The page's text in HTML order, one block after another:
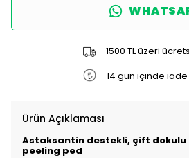
1500 TL üzeri
14 gün içinde
Ürün Açıklaması
Astaksantin destekli, çift
peeling ped